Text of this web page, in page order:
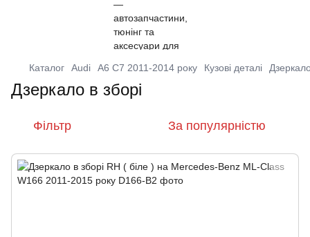
Каталог Audi A6 C7 2011-2014 року Кузові деталі
Дзеркало в зборі
Фільтр За популярністю